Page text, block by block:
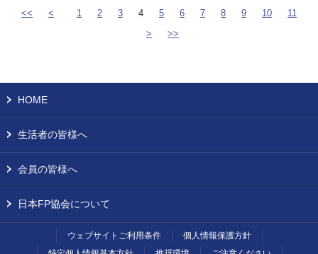
<< < 1 2 3 4 5 6 7 8 9 10
11
>
>>
HOME
生活者の皆様へ
会員の皆様へ
日本FP協会について
ウェブサイトご利用条件
個人情報保護方針